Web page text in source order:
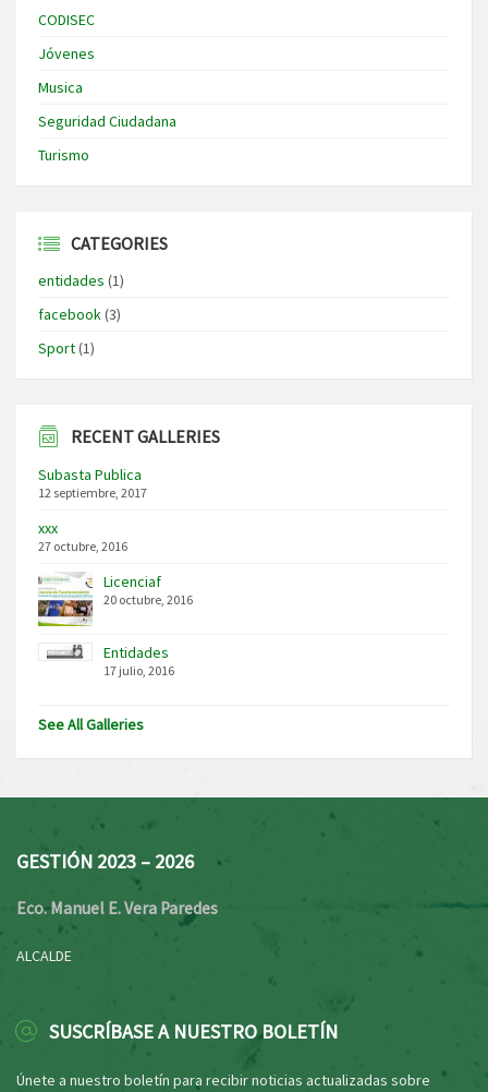
CODISEC
Jóvenes
Musica
Seguridad Ciudadana
Turismo
CATEGORIES
entidades (1)
facebook(3)
Sport(1)
RECENT GALLERIES
Subasta Publica
12 septiembre, 2017
xxx
27 octubre, 2016
Licenciaf
20 octubre, 2016
Entidades
17 julio, 2016
See All Galleries
GESTIÓN 2023 – 2026
Eco. Manuel E. Vera Paredes
ALCALDE
SUSCRÍBASE A NUESTRO BOLETÍN
Únete a nuestro boletín para recibir noticias actualizadas sobre